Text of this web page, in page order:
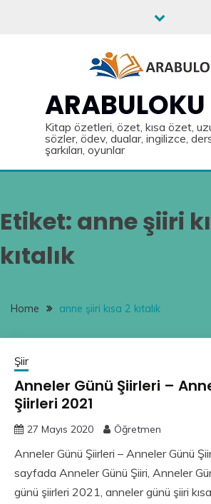
ARABULOKU
Kitap özetleri, özet, kısa özet,
sözler, ödev, dualar, ingilizce,
şarkıları, oyunlar
Etiket: anne şiiri
kıtalık
Home anne şiiri kısa 2 kıtalık
Şiir
Anneler Günü Şiirleri –
Şiirleri 2021
27 Mayıs 2020 Öğretmen
Anneler Günü Şiirleri – Anneler Günü
sayfada Anneler Günü Şiiri, Anneler
günü şiirleri 2021, anneler günü şiiri